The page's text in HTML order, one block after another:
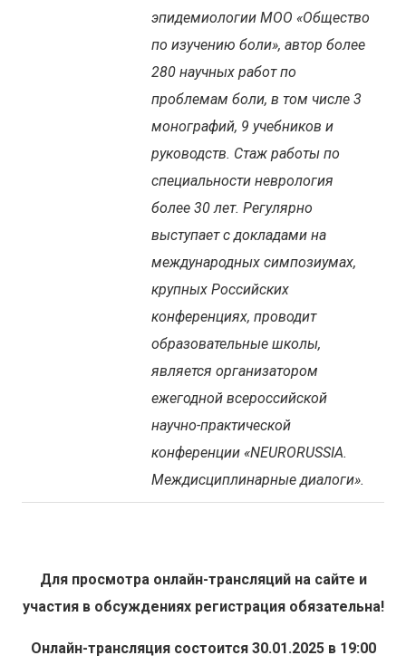
эпидемиологии МОО «Общество
по изучению боли», автор более
280 научных работ по
проблемам боли, в том числе 3
монографий, 9 учебников и
руководств. Стаж работы по
специальности неврология
более 30 лет. Регулярно
выступает с докладами на
международных симпозиумах,
крупных Российских
конференциях, проводит
образовательные школы,
является организатором
ежегодной всероссийской
научно-практической
конференции «NEURORUSSIA.
Междисциплинарные диалоги».
Для просмотра онлайн-трансляций на сайте и
участия в обсуждениях регистрация обязательна!
Онлайн-трансляция состоится 30.01.2025 в 19:00